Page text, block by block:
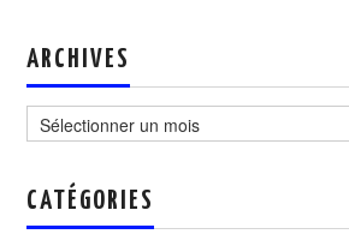
ARCHIVES
CATÉGORIES